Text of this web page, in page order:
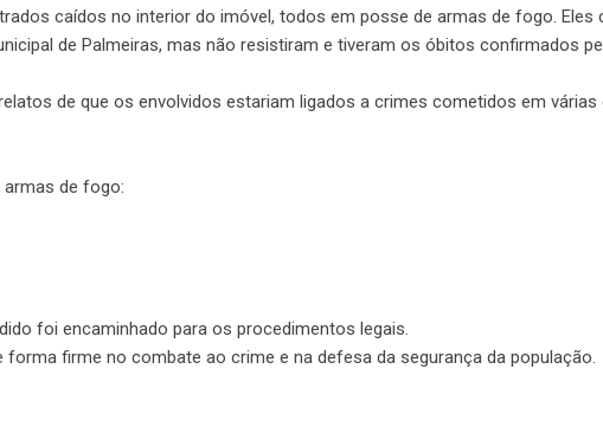
caídos no interior do imóvel, todos em posse de armas de fogo. Eles
de Palmeiras, mas não resistiram e tiveram os óbitos confirmados
de que os envolvidos estariam ligados a crimes cometidos em várias
de fogo:
foi encaminhado para os procedimentos legais.
firme no combate ao crime e na defesa da segurança da população.